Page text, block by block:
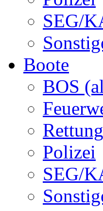
SEG/
Boote
BOS
Polizei
SEG/